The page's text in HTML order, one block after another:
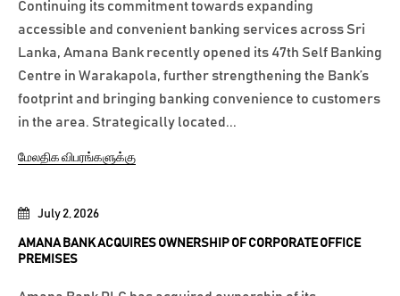
July 2, 2026
AMANA BANK ACQUIRES OWNERSHIP OF CORPORATE OFFICE
PREMISES
Continuing its commitment towards expanding
accessible and convenient banking services across Sri
Lanka, Amana Bank recently opened its 47th Self Banking
Centre in Warakapola, further strengthening the Bank’s
footprint and bringing banking convenience to customers
in the area. Strategically located...
மேலதிக விபரங்களுக்கு